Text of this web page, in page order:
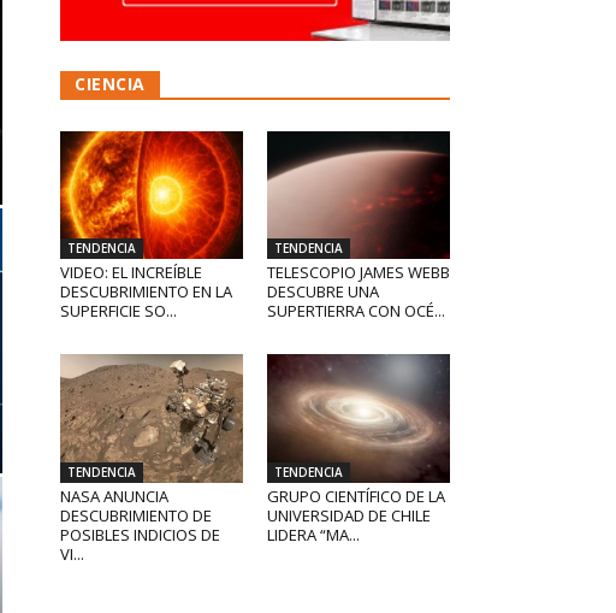
CIENCIA
TENDENCIA
VIDEO: EL INCREÍBLE
DESCUBRIMIENTO EN LA
SUPERFICIE SO...
TENDENCIA
TELESCOPIO JAMES WEBB
DESCUBRE UNA
SUPERTIERRA CON OCÉ...
TENDENCIA
NASA ANUNCIA
DESCUBRIMIENTO DE
POSIBLES INDICIOS DE
VI...
TENDENCIA
GRUPO CIENTÍFICO DE LA
UNIVERSIDAD DE CHILE
LIDERA “MA...